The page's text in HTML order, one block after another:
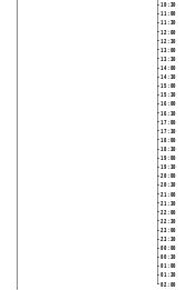
10:30
11:00
11:30
12:00
12:30
13:00
13:30
14:00
14:30
15:00
15:30
16:00
16:30
17:00
17:30
18:00
18:30
19:00
19:30
20:00
20:30
21:00
21:30
22:00
22:30
23:00
23:30
00:00
00:30
01:00
01:30
02:00